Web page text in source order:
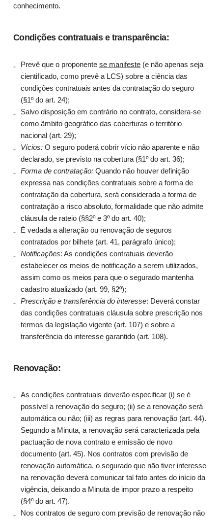
conhecimento.
Condições contratuais e transparência:
Prevê que o proponentese manifeste (e não apenas seja
cientificado, como prevê a LCS) sobre a ciência das
condições contratuais antes da contratação do seguro
(§1º do art. 24);
Salvo disposição em contrário no contrato, considera-se
como âmbito geográfico das coberturas o território
nacional (art. 29);
Vícios:O seguro poderá cobrir vício não aparente e não
declarado, se previsto na cobertura (§1º do art. 36);
Forma de contratação:Quando não houver definição
expressa nas condições contratuais sobre a forma de
contratação da cobertura, será considerada a forma de
contratação a risco absoluto, formalidade que não admite
cláusula de rateio (§§2º e 3º do art. 40);
É vedada a alteração ou renovação de seguros
contratados por bilhete (art. 41, parágrafo único);
Notificações: As condições contratuais deverão
estabelecer os meios de notificação a serem utilizados,
assim como os meios para que o segurado mantenha
cadastro atualizado (art. 99, §2º);
Prescrição e transferência do interesse: Deverá constar
das condições contratuais cláusula sobre prescrição nos
termos da legislação vigente (art. 107) e sobre a
transferência do interesse garantido (art. 108).
Renovação:
As condições contratuais deverão especificar (i) se é
possível a renovação do seguro; (ii) se a renovação será
automática ou não; (iii) as regras para renovação (art. 44).
Segundo a Minuta, a renovação será caracterizada pela
pactuação de nova contrato e emissão de novo
documento (art. 45). Nos contratos com previsão de
renovação automática, o segurado que não tiver interesse
na renovação deverá comunicar tal fato antes do início da
vigência, deixando a Minuta de impor prazo a respeito
(§4º do art. 47).
Nos contratos de seguro com previsão de renovação não